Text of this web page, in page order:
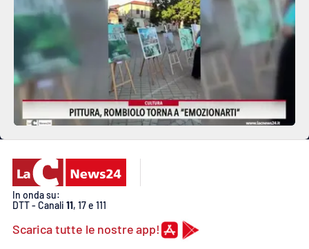
Catanzaro
Crotone
Vibo Valentia
Reggio Calabria
Cosenza
Lamezia Terme
In onda su:
DTT - Canali 11, 17 e 111
Scarica tutte le nostre app!